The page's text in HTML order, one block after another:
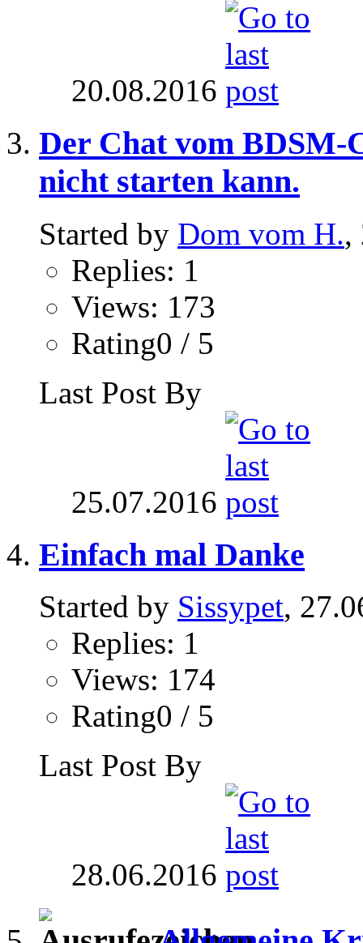
20.08.2016
Der Chat vom BDSM-
nicht starten kann.
Started by Dom vom H.,
Replies: 1
Views: 173
Rating0 / 5
Last Post By
25.07.2016
Einfach mal Danke
Started by Sissypet,
Replies: 1
Views: 174
Rating0 / 5
Last Post By
28.06.2016